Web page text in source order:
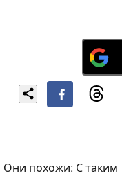
Они похожи: С таким